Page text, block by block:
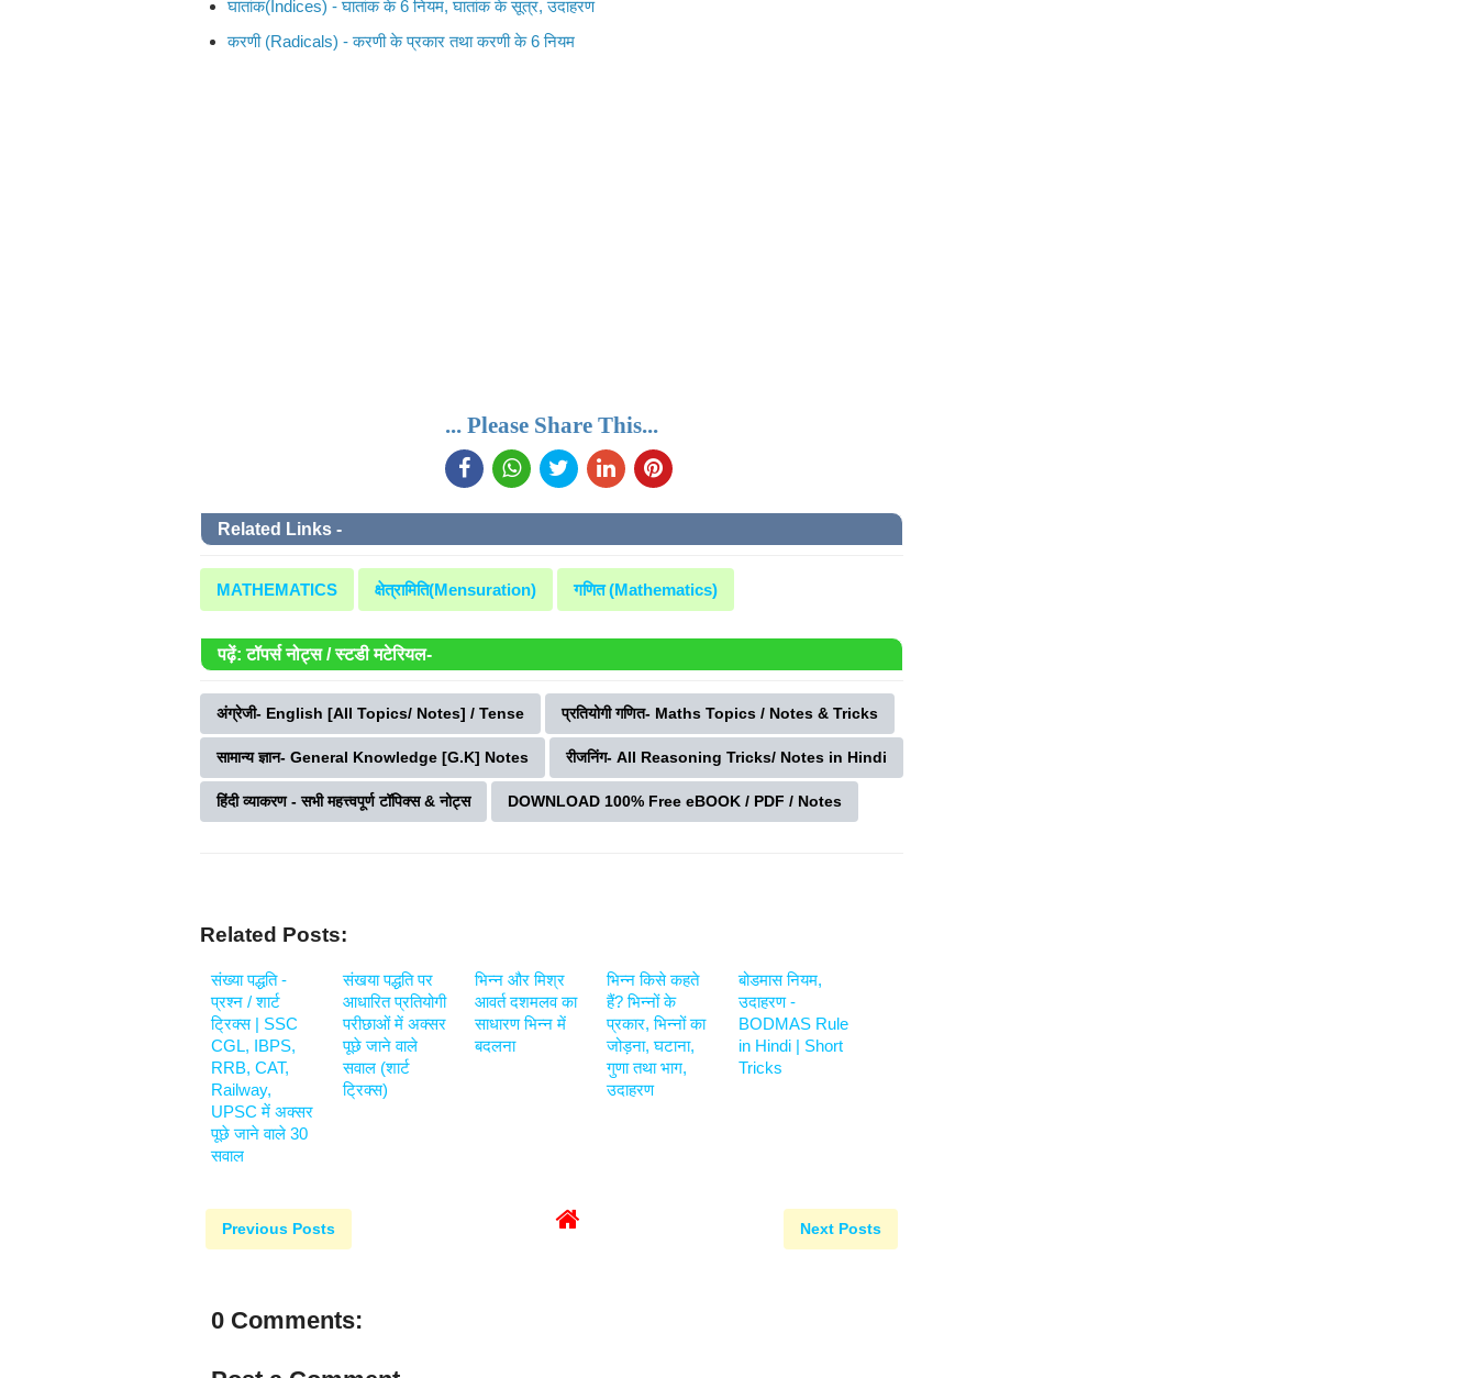
घातांक(Indices) - घातांक के 6 नियम, घातांक के सूत्र, उदाहरण
करणी (Radicals) - करणी के प्रकार तथा करणी के 6 नियम
... Please Share This...
Related Links -
MATHEMATICS क्षेत्रामिति(Mensuration) गणित (Mathematics)
पढ़ें: टॉपर्स नोट्स / स्टडी मटेरियल-
अंग्रेजी- English [All Topics/ Notes] / Tense प्रतियोगी गणित- Maths Topics / Notes & Tricks
सामान्य ज्ञान- General Knowledge [G.K] Notes रीजनिंग- All Reasoning Tricks/ Notes in Hindi
हिंदी व्याकरण - सभी महत्त्वपूर्ण टॉपिक्स & नोट्स DOWNLOAD 100% Free eBOOK / PDF / Notes
Related Posts:
संख्या पद्धति -
प्रश्न / शार्ट
ट्रिक्स | SSC
CGL, IBPS,
RRB, CAT,
Railway,
UPSC में अक्सर
पूछे जाने वाले 30
सवाल
संखया पद्धति पर
आधारित प्रतियोगी
परीछाओं में अक्सर
पूछे जाने वाले
सवाल (शार्ट
ट्रिक्स)
भिन्न और मिश्र
आवर्त दशमलव का
साधारण भिन्न में
बदलना
भिन्न किसे कहते
हैं? भिन्नों के
प्रकार, भिन्नों का
जोड़ना, घटाना,
गुणा तथा भाग,
उदाहरण
बोडमास नियम,
उदाहरण -
BODMAS Rule
in Hindi | Short
Tricks
Previous Posts Next Posts
0 Comments: